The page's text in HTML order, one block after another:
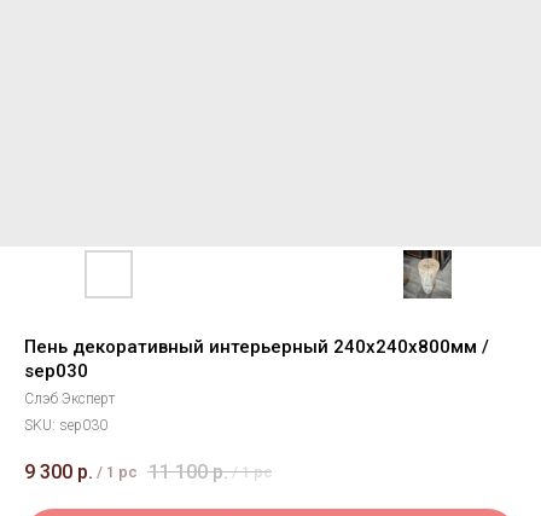
Пень декоративный интерьерный 240х240х800мм /
sep030
Слэб Эксперт
SKU: sep030
9 300 р. / 1 pc 11 100 р. / 1 pc